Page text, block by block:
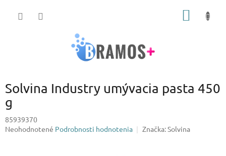
Solvina Industry umývacia pasta 450
g
85939370
Priemerné
Neohodnotené Podrobnosti hodnotenia Značka:Solvina